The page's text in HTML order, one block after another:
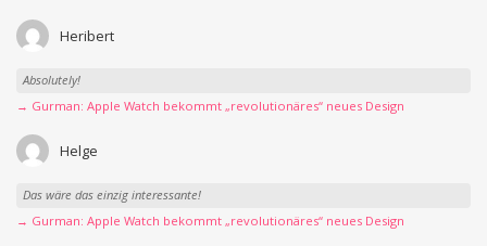
Heribert
Absolutely!
→ Gurman: Apple Watch bekommt „revolutionäres“ neues Design
Helge
Das wäre das einzig interessante!
→ Gurman: Apple Watch bekommt „revolutionäres“ neues Design